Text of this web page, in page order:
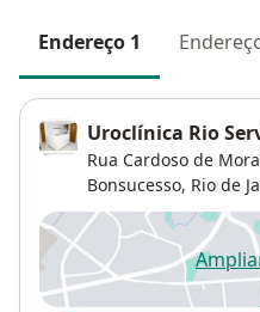
Endereço 1
Uroclínica Rio
Rua Cardoso de
Bonsucesso, Rio de